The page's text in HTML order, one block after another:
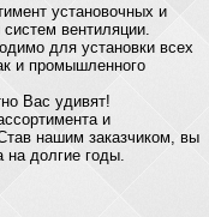
установочных и
вентиляции.
для установки всех
и промышленного
Вас удивят!
и
нашим заказчиком, вы
на долгие годы.